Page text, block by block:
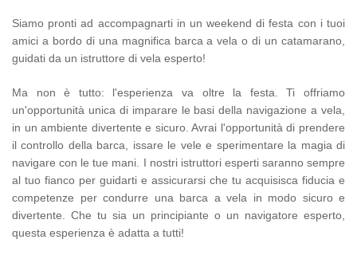
Siamo pronti ad accompagnarti in un weekend di festa con i tuoi
amici a bordo di una magnifica barca a vela o di un catamarano,
guidati da un istruttore di vela esperto!
Ma non è tutto: l'esperienza va oltre la festa. Ti offriamo
un'opportunità unica di imparare le basi della navigazione a vela,
in un ambiente divertente e sicuro. Avrai l'opportunità di prendere
il controllo della barca, issare le vele e sperimentare la magia di
navigare con le tue mani. I nostri istruttori esperti saranno sempre
al tuo fianco per guidarti e assicurarsi che tu acquisisca fiducia e
competenze per condurre una barca a vela in modo sicuro e
divertente. Che tu sia un principiante o un navigatore esperto,
questa esperienza è adatta a tutti!